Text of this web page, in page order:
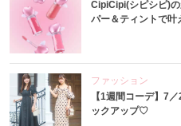
CipiCipi(シピシピ)
パー＆ティントで
ファッション
【1週間コーデ】7
ックアップ♡